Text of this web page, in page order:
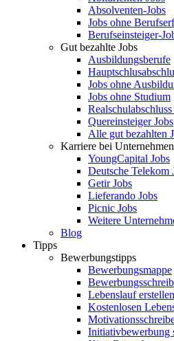
Absolventen-Jobs
Jobs ohne
Berufseinsteiger-
Gut bezahlte Jobs
Ausbildungsberufe
Jobs ohne
Jobs ohne Studium
Realschulabschluss
Quereinsteiger Jobs
Alle gut bezahlten
Karriere bei Unternehmen
YoungCapital Jobs
Deutsche Telekom
Getir Jobs
Lieferando Jobs
Picnic Jobs
Weitere
Blog
Tipps
Bewerbungstipps
Bewerbungsmappe
Lebenslauf erstellen
Kostenlosen
Initiativbewerbung